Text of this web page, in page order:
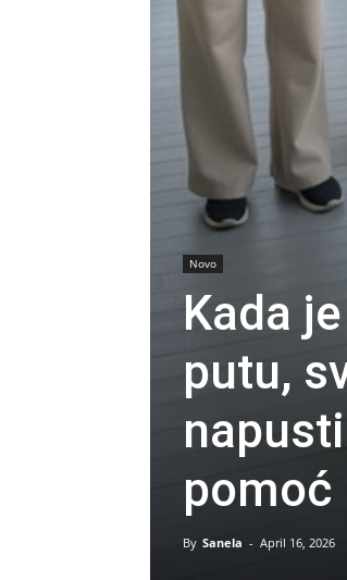
Novo
Kada
putu,
pomoć
By Sanela - April 16, 2026